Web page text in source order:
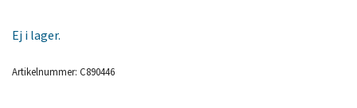
Ej i lager.
Artikelnummer: C890446